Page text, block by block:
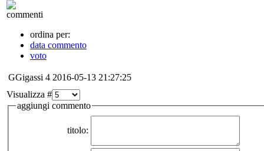
commenti
ordina per:
data commento
voto
GGigassi 4 2016-05-13 21:27:25
Visualizza #
aggiungi commento
titolo: